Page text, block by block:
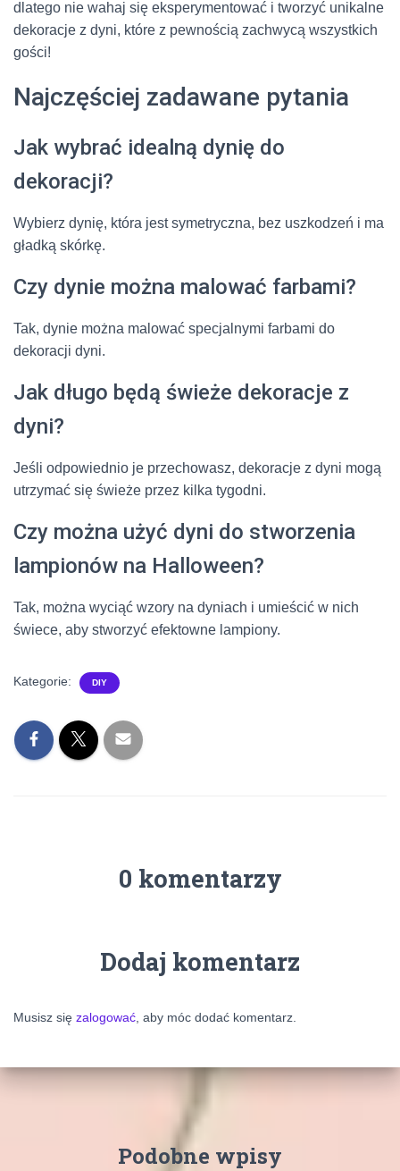
dlatego nie wahaj się eksperymentować i tworzyć unikalne
dekoracje z dyni, które z pewnością zachwycą wszystkich
gości!
Najczęściej zadawane pytania
Jak wybrać idealną dynię do
dekoracji?
Wybierz dynię, która jest symetryczna, bez uszkodzeń i ma
gładką skórkę.
Czy dynie można malować farbami?
Tak, dynie można malować specjalnymi farbami do
dekoracji dyni.
Jak długo będą świeże dekoracje z
dyni?
Jeśli odpowiednio je przechowasz, dekoracje z dyni mogą
utrzymać się świeże przez kilka tygodni.
Czy można użyć dyni do stworzenia
lampionów na Halloween?
Tak, można wyciąć wzory na dyniach i umieścić w nich
świece, aby stworzyć efektowne lampiony.
Kategorie: DIY
0 komentarzy
Dodaj komentarz
Musisz się zalogować , aby móc dodać komentarz.
Podobne wpisy